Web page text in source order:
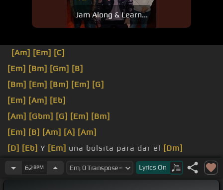
Jam Along & Learn...
[Am] [Em] [C]
[Em] [Bm] [Gm] [B]
[Bm] [Em] [Bm] [Em] [G]
[Em] [Am] [Eb]
[Am] [Gbm] [G] [Em] [Bm]
[Em] [B] [Am] [A] [Am]
[D] [Eb] Y [Em] una bolsita para dar el [Dm]
levantón
Y un botecito que me quema con frío
62 BPM Lyrics On